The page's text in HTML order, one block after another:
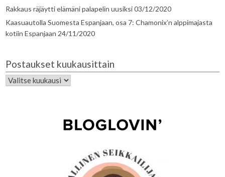
Rakkaus räjäytti elämäni palapelin uusiksi03/12/2020
Kaasuautolla Suomesta Espanjaan, osa 7: Chamonix’n alppimajasta
kotiin Espanjaan 24/11/2020
Postaukset kuukausittain